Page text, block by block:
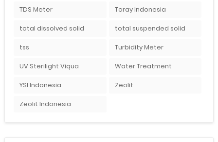
TDS Meter Toray Indonesia
total dissolved solid total suspended solid
tss Turbidity Meter
UV Sterilight Viqua Water Treatment
YSI Indonesia Zeolit
Zeolit Indonesia